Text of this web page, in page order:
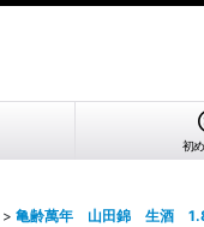
初
> 亀齢萬年 山田錦 生酒